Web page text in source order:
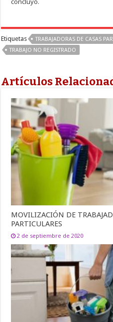
Etiquetas
TRABAJADORAS DE CASAS
TRABAJO NO REGISTRADO
Artículos
MOVILIZACIÓN DE
PARTICULARES
2 de septiembre de 2020